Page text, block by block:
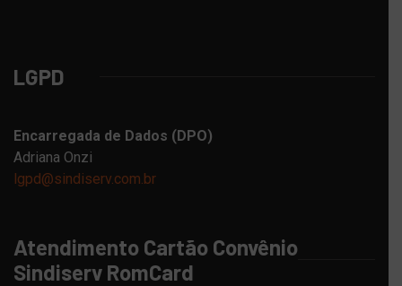
LGPD
Encarregada de Dados (DPO)
Adriana Onzi
lgpd@sindiserv.com.br
Atendimento Cartão Convênio
Sindiserv RomCard